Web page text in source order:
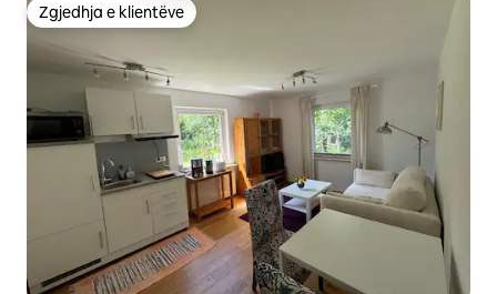
Zgjedhja e klientëve
Zgjedhja e klientëve